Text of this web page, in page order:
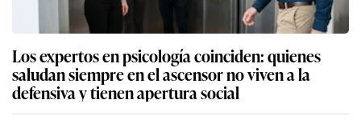
Los expertos en psicología coinciden: quienes
saludan siempre en el ascensor no viven a la
defensiva y tienen apertura social